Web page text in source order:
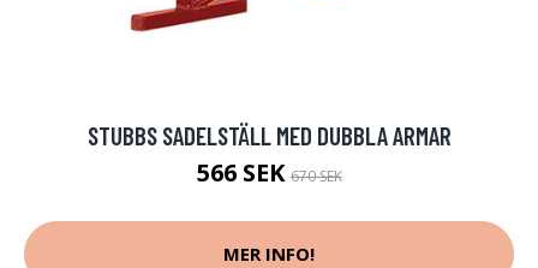
STUBBS SADELSTÄLL MED DUBBLA ARMAR
566 SEK670 SEK
MER INFO!